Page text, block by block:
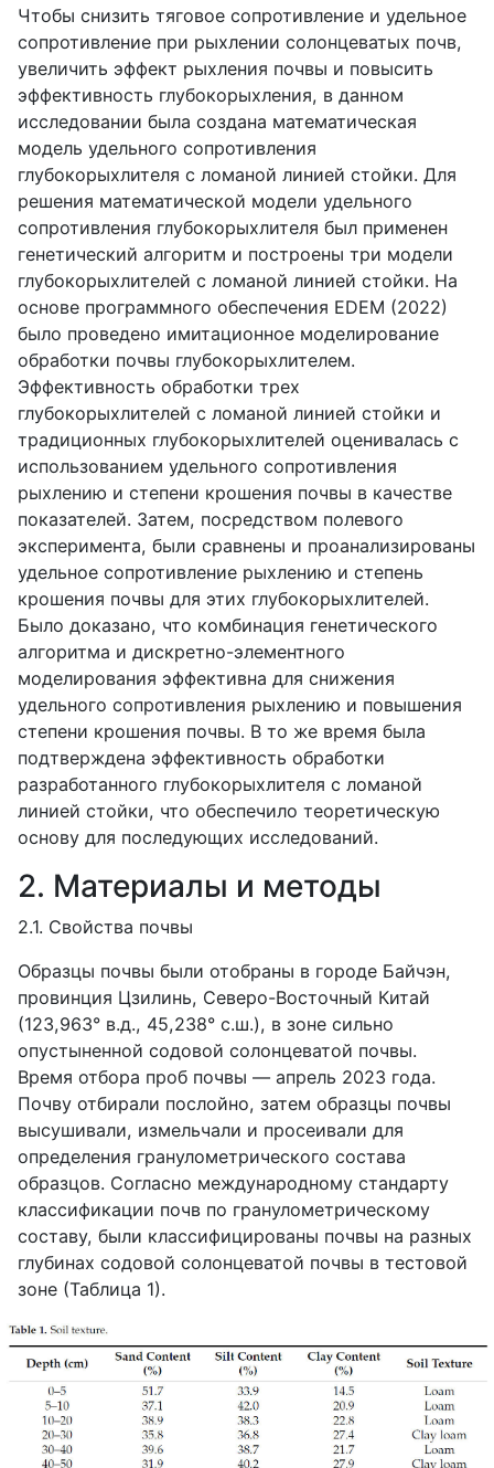
Чтобы снизить тяговое сопротивление и удельное
сопротивление при рыхлении солонцеватых почв,
увеличить эффект рыхления почвы и повысить
эффективность глубокорыхления, в данном
исследовании была создана математическая
модель удельного сопротивления
глубокорыхлителя с ломаной линией стойки. Для
решения математической модели удельного
сопротивления глубокорыхлителя был применен
генетический алгоритм и построены три модели
глубокорыхлителей с ломаной линией стойки. На
основе программного обеспечения EDEM (2022)
было проведено имитационное моделирование
обработки почвы глубокорыхлителем.
Эффективность обработки трех
глубокорыхлителей с ломаной линией стойки и
традиционных глубокорыхлителей оценивалась с
использованием удельного сопротивления
рыхлению и степени крошения почвы в качестве
показателей. Затем, посредством полевого
эксперимента, были сравнены и проанализированы
удельное сопротивление рыхлению и степень
крошения почвы для этих глубокорыхлителей.
Было доказано, что комбинация генетического
алгоритма и дискретно-элементного
моделирования эффективна для снижения
удельного сопротивления рыхлению и повышения
степени крошения почвы. В то же время была
подтверждена эффективность обработки
разработанного глубокорыхлителя с ломаной
линией стойки, что обеспечило теоретическую
основу для последующих исследований.
2. Материалы и методы
2.1. Свойства почвы
Образцы почвы были отобраны в городе Байчэн,
провинция Цзилинь, Северо-Восточный Китай
(123,963° в.д., 45,238° с.ш.), в зоне сильно
опустыненной содовой солонцеватой почвы.
Время отбора проб почвы — апрель 2023 года.
Почву отбирали послойно, затем образцы почвы
высушивали, измельчали и просеивали для
определения гранулометрического состава
образцов. Согласно международному стандарту
классификации почв по гранулометрическому
составу, были классифицированы почвы на разных
глубинах содовой солонцеватой почвы в тестовой
зоне (Таблица 1).